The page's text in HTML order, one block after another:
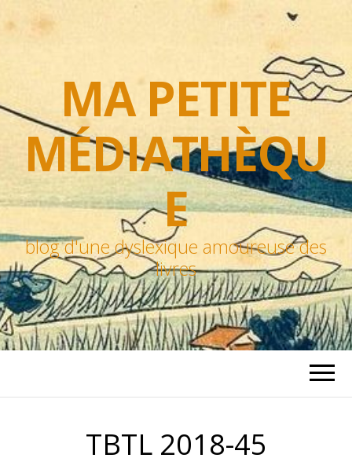
MA PETITE
MÉDIATHÈQU
E
blog d'une dyslexique amoureuse des
livres
TBTL 2018-45